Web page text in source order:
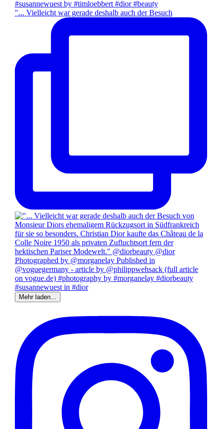
"... Vielleicht war gerade deshalb auch der Besuch
Mehr laden...